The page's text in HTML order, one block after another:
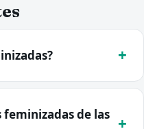
feminizadas de las